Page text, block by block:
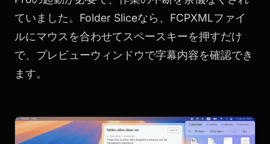
ていました。Folder Sliceなら、FCPXMLファイ
ルにマウスを合わせてスペースキーを押すだけ
で、プレビューウィンドウで字幕内容を確認でき
ます。